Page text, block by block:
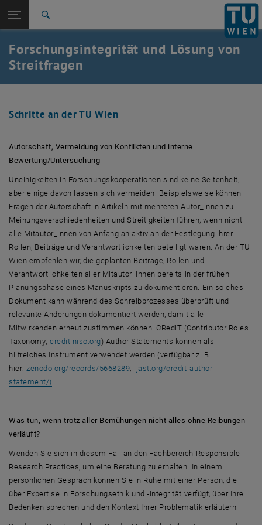
TU Login
Quicklinks
Quicklinks-Menü umschalten
Studium
International
Karriere
Zur 1. Menü Ebene
Forschung
Forschungsintegrität und Lösung von
Streitfragen
Schritte an der TU Wien
Autorschaft, Vermeidung von Konflikten und interne
Bewertung/Untersuchung
Uneinigkeiten in Forschungskooperationen sind keine Seltenheit,
aber einige davon lassen sich vermeiden. Beispielsweise können
Fragen der Autorschaft in Artikeln mit mehreren Autor_innen zu
Meinungsverschiedenheiten und Streitigkeiten führen, wenn nicht
alle Mitautor_innen von Anfang an aktiv an der Festlegung ihrer
Rollen, Beiträge und Verantwortlichkeiten beteiligt waren. An der TU
Wien empfehlen wir, die geplanten Beiträge, Rollen und
Verantwortlichkeiten aller Mitautor_innen bereits in der frühen
Planungsphase eines Manuskripts zu dokumentieren. Ein solches
Dokument kann während des Schreibprozesses überprüft und
relevante Änderungen dokumentiert werden, damit alle
Mitwirkenden erneut zustimmen können. CRediT (Contributor Roles
Taxonomy;credit.niso.org, öffnet eine externe URL in einem neuen
) Author Statements können als
hilfreiches Instrument verwendet werden (verfügbar z. B.
hier:zenodo.org/records/5668289, öffnet eine externe URL in einem
; ijast.org/credit-author-
statement/), öffnet eine externe URL in einem neuen Fenster
.
Was tun, wenn trotz aller Bemühungen nicht alles ohne Reibungen
verläuft?
Wenden Sie sich in diesem Fall an den Fachbereich Responsible
Research Practices, um eine Beratung zu erhalten. In einem
persönlichen Gespräch können Sie in Ruhe mit einer Person, die
über Expertise in Forschungsethik und -integrität verfügt, über Ihre
Bedenken sprechen und den Kontext Ihrer Problematik erläutern.